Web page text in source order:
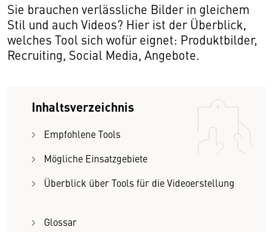
Sie brauchen verlässliche Bilder in gleichem
Stil und auch Videos? Hier ist der Überblick,
welches Tool sich wofür eignet: Produktbilder,
Recruiting, Social Media, Angebote.
Inhaltsverzeichnis
Empfohlene Tools
Mögliche Einsatzgebiete
Überblick über Tools für die Videoerstellung
Glossar